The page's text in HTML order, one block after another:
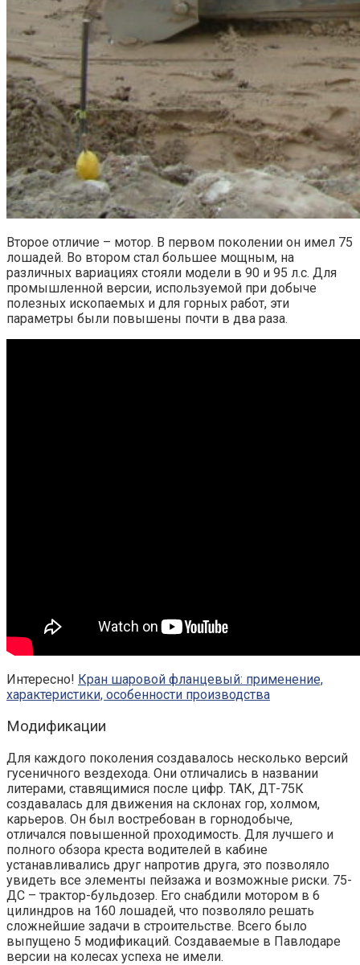
Второе отличие – мотор. В первом поколении он имел 75
лошадей. Во втором стал большее мощным, на
различных вариациях стояли модели в 90 и 95 л.с. Для
промышленной версии, используемой при добыче
полезных ископаемых и для горных работ, эти
параметры были повышены почти в два раза.
Интересно! Кран шаровой фланцевый: применение,
характеристики, особенности производства
Модификации
Для каждого поколения создавалось несколько версий
гусеничного вездехода. Они отличались в названии
литерами, ставящимися после цифр. ТАК, ДТ-75К
создавалась для движения на склонах гор, холмом,
карьеров. Он был востребован в горнодобыче,
отличался повышенной проходимость. Для лучшего и
полного обзора креста водителей в кабине
устанавливались друг напротив друга, это позволяло
увидеть все элементы пейзажа и возможные риски. 75-
ДС – трактор-бульдозер. Его снабдили мотором в 6
цилиндров на 160 лошадей, что позволяло решать
сложнейшие задачи в строительстве. Всего было
выпущено 5 модификаций. Создаваемые в Павлодаре
версии на колесах успеха не имели.